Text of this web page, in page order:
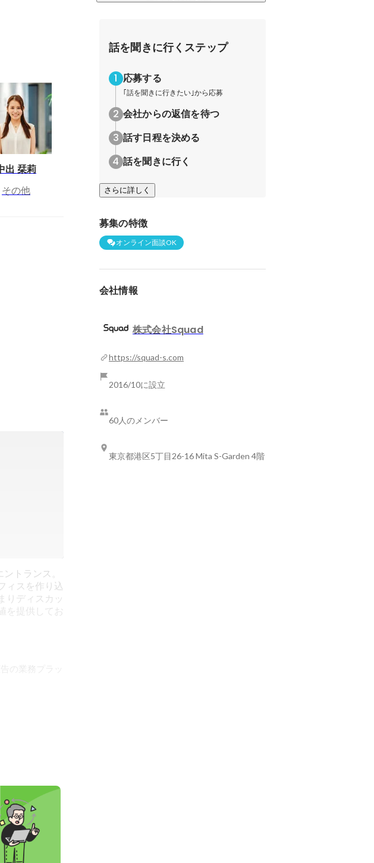
出 栞莉
その他
ントランス。
ィスを作り込
りディスカッ
を提供してお
の業務プラッ
を通し
話を聞きに行くステップ
応募する
｢話を聞きに行きたい｣から応募
会社からの返信を待つ
話す日程を決める
話を聞きに行く
さらに詳しく
募集の特徴
オンライン面談OK
会社情報
株式会社Squad
https://squad-s.com
2016/10に設立
60人のメンバー
東京都港区5丁目26-16 Mita S-Garden 4階